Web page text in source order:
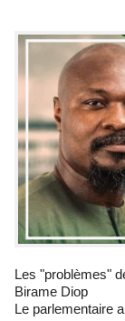
Les "problèmes" de Guy Marius Sagna avec la nomination de
Birame Diop
Le parlementaire